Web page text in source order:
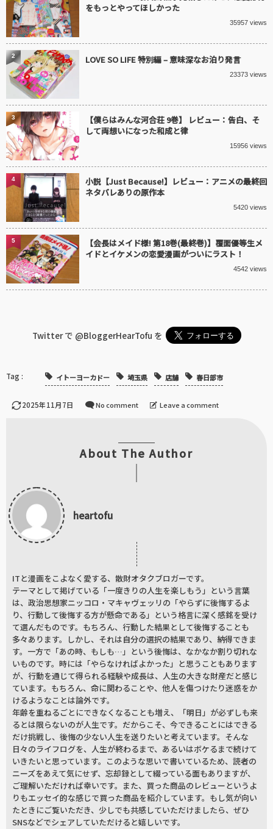
をもっとやってほしかった
35957 views
LOVE SO LIFE 特別編 – 意味深なお泊り発言
23373 views
2
【僕らはみんな河合荘 9巻】 レビュー：告白、そ
して両想いになった和成と律
15956 views
3
小説【Just Because!】レビュー：アニメの最終回
ネタバレありの原作本
5420 views
4
【会長はメイド様! 第18巻(最終巻)】覆面優等生メ
イドとイケメンの恋愛漫画がついにラスト！
4542 views
5
Twitter で @BloggerHearTofu を
イトーヨーカドー 埼玉県 店舗 春日部市
2025年11月7日 No comment Leave a comment
About The Author
heartofu
ITと漫画をこよなく愛する、散財オタクブロガーです。
テーマとして掲げている「一度きりの人生を楽しもう」という言葉
は、政治思想家ニッコロ・マキャヴェッリの「やらずに後悔するよ
り、行動して後悔する方が懸命である」という格言に深く感銘を受け
て選んだものです。もちろん、行動した結果として後悔することも
多々あります。しかし、それは自分の選択の結果であり、納得できま
す。一方で「あの時、もしも…」という後悔は、なかなか割り切れな
いものです。時には「やらなければよかった」と思うこともあります
が、行動を通じて得られる経験や成長は、人生の大きな財産だと感じ
ています。もちろん、命に関わることや、他人を傷つけたり迷惑をか
けるようなことは論外です。
年齢を重ねるごとにできなくなることも増え、「明日」が必ずしも来
るとは限らないのが人生です。だからこそ、今できることにはできる
だけ挑戦し、後悔の少ない人生を送りたいと考えています。そんな
日々のライフログを、人生が終わるまで、あるいはボケるまで続けて
いきたいと思っています。このような思いで書いているため、読者の
ニーズをあえて気にせず、忘却録として綴っている面もありますが、
ご理解いただければ幸いです。また、買った商品のレビューというよ
りもエッセイ的な感じで買った商品を紹介しています。もし気が向い
たときにご覧いただき、少しでも共感していただけましたら、ぜひ
SNSなどでシェアしていただけると嬉しいです。